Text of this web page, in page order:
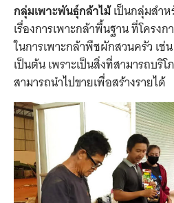
กลุ่มเพาะพันธุ์กล้าไม้เป็นกลุ่มสำ
เรื่องการเพาะกล้าพื้นฐาน ที่โครง
ในการเพาะกล้าพืชผักสวนครัว เ
เป็นต้น เพราะเป็นสิ่งที่สามารถบริ
สามารถนำไปขายเพื่อสร้างรายได้